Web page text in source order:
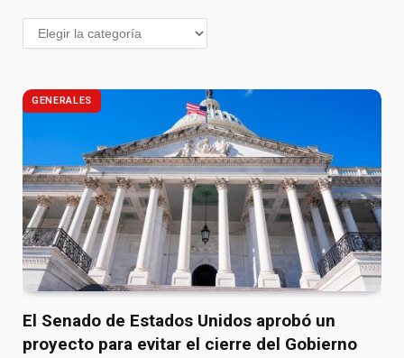
GENERALES
El Senado de Estados Unidos aprobó un
proyecto para evitar el cierre del Gobierno